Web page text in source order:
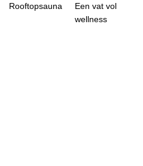
Rooftopsauna
Een vat vol
wellness